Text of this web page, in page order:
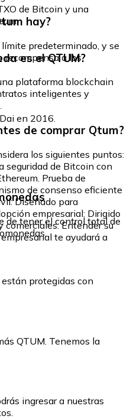
de Bitcoin y una
hay?
predeterminado, y se
recompensa a los
es el QTUM?
plataforma blockchain
inteligentes y
en 2016.
de comprar Qtum?
los siguientes puntos:
seguridad de Bitcoin con
Prueba de
de consenso eficiente
Diseñado para
empresarial: Dirigido
comerciales. Entender su
te ayudará a
de tener el control total de
protegidas con
QTUM. Tenemos la
ingresar a nuestras